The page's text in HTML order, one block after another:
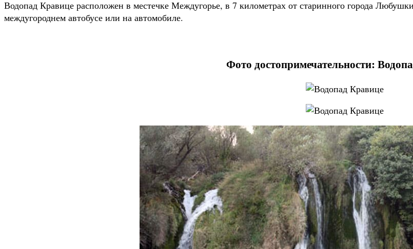
Водопад Кравице расположен в местечке Междугорье, в 7 километрах от старинного города
междугороднем автобусе или на автомобиле.
Фото достопримечательности: